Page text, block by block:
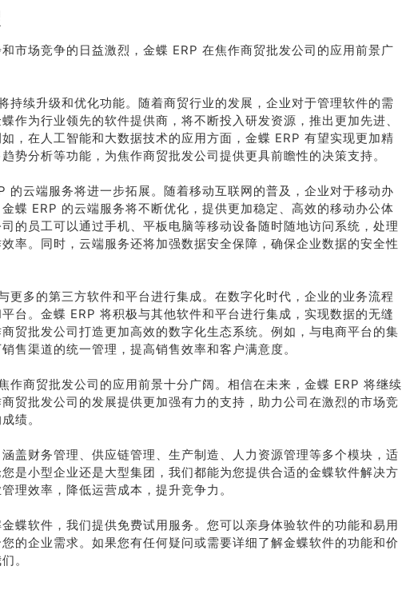
市场竞争的日益激烈，金蝶 ERP 在焦作商贸批发公司的应用前景广
持续升级和优化功能。随着商贸行业的发展，企业对于管理软件的需
作为行业领先的软件提供商，将不断投入研发资源，推出更加先进、
，在人工智能和大数据技术的应用方面，金蝶 ERP 有望实现更加精
势分析等功能，为焦作商贸批发公司提供更具前瞻性的决策支持。
的云端服务将进一步拓展。随着移动互联网的普及，企业对于移动办
蝶 ERP 的云端服务将不断优化，提供更加稳定、高效的移动办公体
的员工可以通过手机、平板电脑等移动设备随时随地访问系统，处理
率。同时，云端服务还将加强数据安全保障，确保企业数据的安全性
更多的第三方软件和平台进行集成。在数字化时代，企业的业务流程
台。金蝶 ERP 将积极与其他软件和平台进行集成，实现数据的无缝
贸批发公司打造更加高效的数字化生态系统。例如，与电商平台的集
售渠道的统一管理，提高销售效率和客户满意度。
作商贸批发公司的应用前景十分广阔。相信在未来，金蝶 ERP 将继续
贸批发公司的发展提供更加强有力的支持，助力公司在激烈的市场竞
绩。
盖财务管理、供应链管理、生产制造、人力资源管理等多个模块，适
是小型企业还是大型集团，我们都能为您提供合适的金蝶软件解决方
理效率，降低运营成本，提升竞争力。
蝶软件，我们提供免费试用服务。您可以亲身体验软件的功能和易用
的企业需求。如果您有任何疑问或需要详细了解金蝶软件的功能和价
。